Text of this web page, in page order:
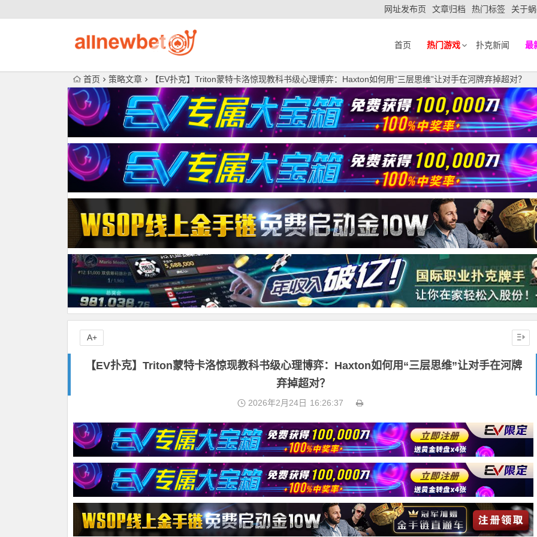
网址发布页 文章归档 热门标签 关于
首页 热门游戏 扑克新闻 最
首页 策略文章 【EV扑克】Triton蒙特卡洛惊现教科书级心理博弈：Haxton如何用“三层思维”让对手在河牌弃掉超对？
【EV扑克】Triton蒙特卡洛惊现教科书级心理博弈：Haxton如何用“三层思维”让对手在河牌
弃掉超对？
2026年2月24日 16:26:37
A+